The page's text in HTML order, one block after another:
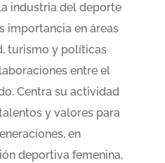
industria del deporte
importancia en áreas
turismo y políticas
entre el
Centra su actividad
y valores para
en
deportiva femenina,